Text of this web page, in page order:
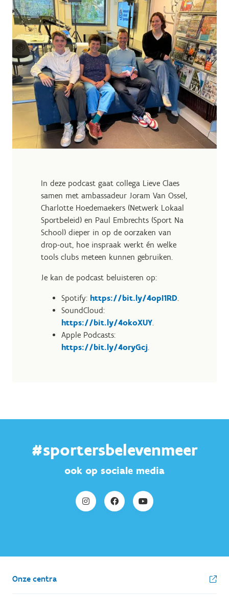
In deze podcast gaat collega Lieve Claes
samen met ambassadeur Joram Van Ossel,
Charlotte Hoedemaekers (Netwerk Lokaal
Sportbeleid) en Paul Embrechts (Sport Na
School) dieper in op de oorzaken van
drop-out, hoe inspraak werkt én welke
tools clubs meteen kunnen gebruiken.
Je kan de podcast beluisteren op:
Spotify: https://bit.ly/4opI1RD.
SoundCloud:
https://bit.ly/4okoXUY.
Apple Podcasts:
https://bit.ly/4oryGcj.
#sportersbelevenmeer
ook op sociale media
Onze centra